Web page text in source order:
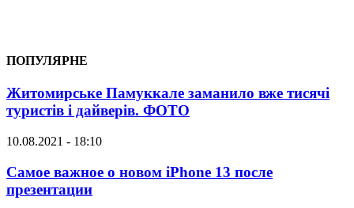
ПОПУЛЯРНЕ
Житомирське Памуккале заманило вже тисячі
туристів і дайверів. ФОТО
10.08.2021 - 18:10
Самое важное о новом iPhone 13 после
презентации